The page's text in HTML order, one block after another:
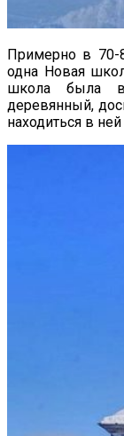
Примерно в 70-
одна Новая
школа была
деревянный,
находиться в